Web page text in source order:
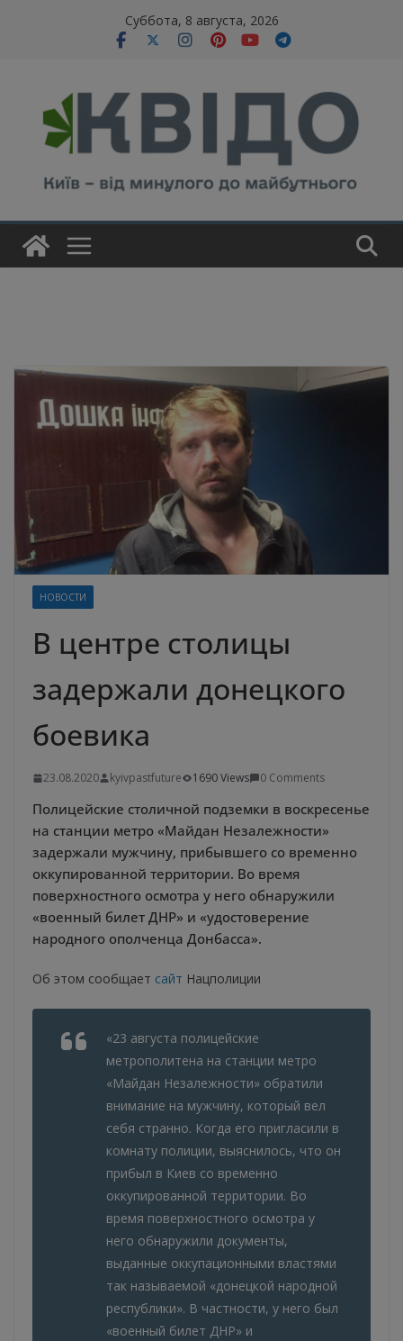
Суббота, 8 августа, 2026
НОВОСТИ
В центре столицы
задержали донецкого
боевика
23.08.2020 kyivpastfuture 1690 Views 0 Comments
Полицейские столичной подземки в воскресенье
на станции метро «Майдан Незалежности»
задержали мужчину, прибывшего со временно
оккупированной территории. Во время
поверхностного осмотра у него обнаружили
«военный билет ДНР» и «удостоверение
народного ополченца Донбасса».
Об этом сообщает сайт Нацполиции
«23 августа полицейские
метрополитена на станции метро
«Майдан Незалежности» обратили
внимание на мужчину, который вел
себя странно. Когда его пригласили в
комнату полиции, выяснилось, что он
прибыл в Киев со временно
оккупированной территории. Во
время поверхностного осмотра у
него обнаружили документы,
выданные оккупационными властями
так называемой «донецкой народной
республики». В частности, у него был
«военный билет ДНР» и
modal-check